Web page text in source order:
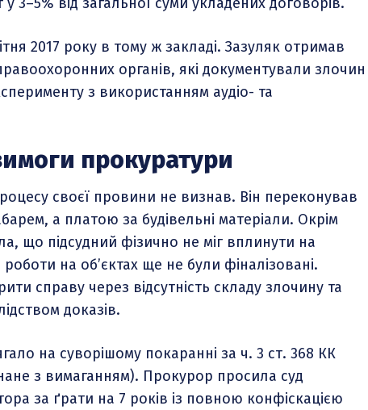
2017 року в тому ж закладі. Зазуляк отримав
органів, які документували злочин
з використанням аудіо- та
прокуратури
своєї провини не визнав. Він переконував
а платою за будівельні матеріали. Окрім
що підсудний фізично не міг вплинути на
на об’єктах ще не були фіналізовані.
справу через відсутність складу злочину та
доказів.
на суворішому покаранні за ч. 3 ст. 368 КК
з вимаганням). Прокурор просила суд
за ґрати на 7 років із повною конфіскацією